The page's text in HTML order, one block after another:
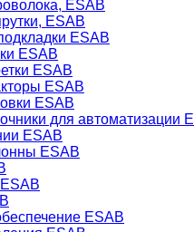
ESAB
ESAB
ESAB
ESAB
ESAB
ESAB
ESAB
для автоматизации
ESAB
ESAB
ESAB